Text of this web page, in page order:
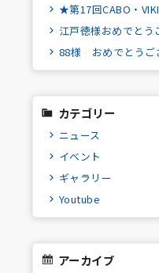
★第17回CABO・
江戸徳様おめでとう
88様 おめでとうご
カテゴリー
ニュース
イベント
ギャラリー
Youtube
アーカイブ